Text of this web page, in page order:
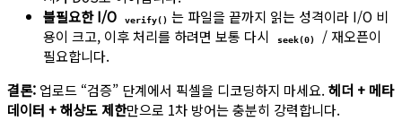
불필요한 I/O
verify() 는 파일을 끝까지 읽는 성격이라 I/O 비
용이 크고, 이후 처리를 하려면 보통 다시
seek(0)
/ 재오픈이
필요합니다.
결론: 업로드 “검증” 단계에서 픽셀을 디코딩하지 마세요. 헤더 + 메타
데이터 + 해상도 제한만으로 1차 방어는 충분히 강력합니다.